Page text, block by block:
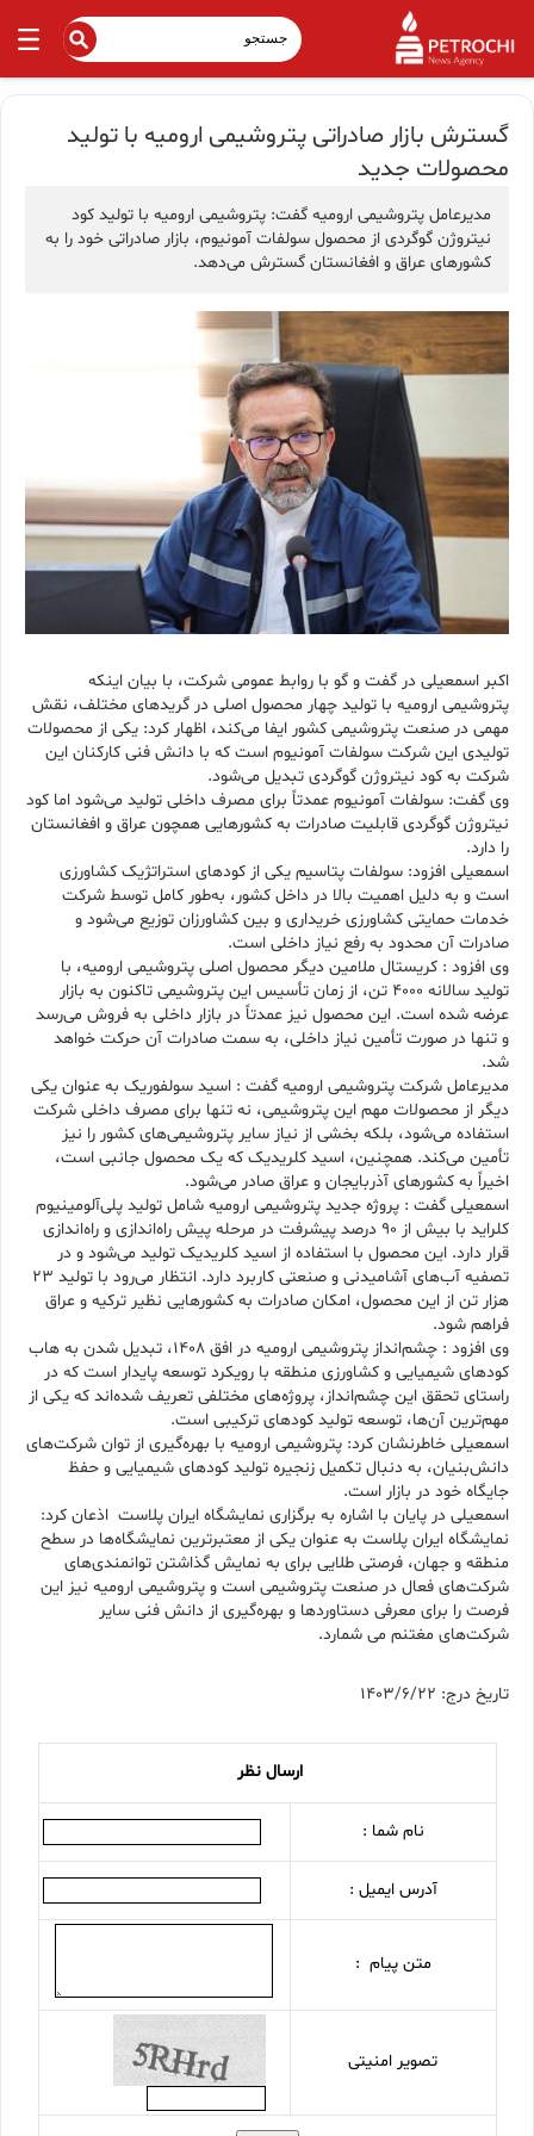
گسترش بازار صادراتی پتروشیمی ارومیه با تولید
محصولات جدید
مدیرعامل پتروشیمی ارومیه گفت: پتروشیمی ارومیه با تولید کود
نیتروژن گوگردی از محصول سولفات آمونیوم، بازار صادراتی خود را به
کشورهای عراق و افغانستان گسترش می‌دهد.
اکبر اسمعیلی در گفت و گو با روابط عمومی شرکت، با بیان اینکه
پتروشیمی ارومیه با تولید چهار محصول اصلی در گریدهای مختلف، نقش
مهمی در صنعت پتروشیمی کشور ایفا می‌کند، اظهار کرد: یکی از محصولات
تولیدی این شرکت سولفات آمونیوم است که با دانش فنی کارکنان این
شرکت به کود نیتروژن گوگردی تبدیل می‌شود.
وی گفت: سولفات آمونیوم عمدتاً برای مصرف داخلی تولید می‌شود اما کود
نیتروژن گوگردی قابلیت صادرات به کشورهایی همچون عراق و افغانستان
را دارد.
اسمعیلی افزود: سولفات پتاسیم یکی از کودهای استراتژیک کشاورزی
است و به دلیل اهمیت بالا در داخل کشور، به‌طور کامل توسط شرکت
خدمات حمایتی کشاورزی خریداری و بین کشاورزان توزیع می‌شود و
صادرات آن محدود به رفع نیاز داخلی است.
وی افزود : کریستال ملامین دیگر محصول اصلی پتروشیمی ارومیه، با
تولید سالانه ۴۰۰۰ تن، از زمان تأسیس این پتروشیمی تاکنون به بازار
عرضه شده است. این محصول نیز عمدتاً در بازار داخلی به فروش می‌رسد
و تنها در صورت تأمین نیاز داخلی، به سمت صادرات آن حرکت خواهد
شد.
مدیرعامل شرکت پتروشیمی ارومیه گفت : اسید سولفوریک به عنوان یکی
دیگر از محصولات مهم این پتروشیمی، نه تنها برای مصرف داخلی شرکت
استفاده می‌شود، بلکه بخشی از نیاز سایر پتروشیمی‌های کشور را نیز
تأمین می‌کند. همچنین، اسید کلریدیک که یک محصول جانبی است،
اخیراً به کشورهای آذربایجان و عراق صادر می‌شود.
اسمعیلی گفت : پروژه جدید پتروشیمی ارومیه شامل تولید پلی‌آلومینیوم
کلراید با بیش از ۹۰ درصد پیشرفت در مرحله پیش راه‌اندازی و راه‌اندازی
قرار دارد. این محصول با استفاده از اسید کلریدیک تولید می‌شود و در
تصفیه آب‌های آشامیدنی و صنعتی کاربرد دارد. انتظار می‌رود با تولید ۲۳
هزار تن از این محصول، امکان صادرات به کشورهایی نظیر ترکیه و عراق
فراهم شود.
وی افزود : چشم‌انداز پتروشیمی ارومیه در افق ۱۴۰۸، تبدیل شدن به هاب
کودهای شیمیایی و کشاورزی منطقه با رویکرد توسعه پایدار است که در
راستای تحقق این چشم‌انداز، پروژه‌های مختلفی تعریف شده‌اند که یکی از
مهم‌ترین آن‌ها، توسعه تولید کودهای ترکیبی است.
اسمعیلی خاطرنشان کرد: پتروشیمی ارومیه با بهره‌گیری از توان شرکت‌های
دانش‌بنیان، به دنبال تکمیل زنجیره تولید کودهای شیمیایی و حفظ
جایگاه خود در بازار است.
اسمعیلی در پایان با اشاره به برگزاری نمایشگاه ایران پلاست اذعان کرد:
نمایشگاه ایران پلاست به عنوان یکی از معتبرترین نمایشگاه‌ها در سطح
منطقه و جهان، فرصتی طلایی برای به نمایش گذاشتن توانمندی‌های
شرکت‌های فعال در صنعت پتروشیمی است و پتروشیمی ارومیه نیز این
فرصت را برای معرفی دستاوردها و بهره‌گیری از دانش فنی سایر
شرکت‌های مغتنم می شمارد.
تاریخ درج: 1403/6/22
ارسال نظر
نام شما :
آدرس ایمیل :
متن پیام :
تصویر امنیتی